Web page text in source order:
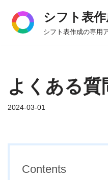
コ
へ
キ
シフト表
シフト表作成の専用
よくある質
2024-03-01
Contents